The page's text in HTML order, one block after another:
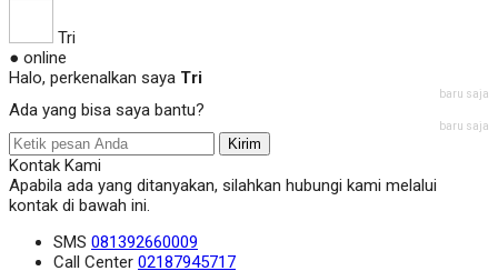
Tri
● online
Halo, perkenalkan saya Tri
baru saja
Ada yang bisa saya bantu?
baru saja
Kirim
Kontak Kami
Apabila ada yang ditanyakan, silahkan hubungi kami melalui
kontak di bawah ini.
SMS 081392660009
Call Center 02187945717